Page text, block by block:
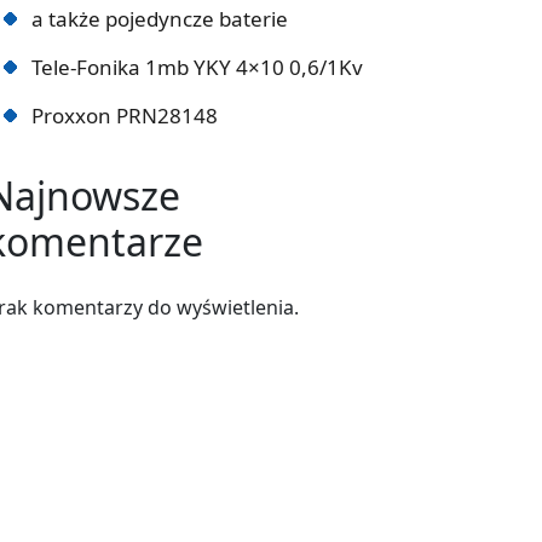
a także pojedyncze baterie
Tele-Fonika 1mb YKY 4×10 0,6/1Kv
Proxxon PRN28148
komentarzy do wyświetlenia.